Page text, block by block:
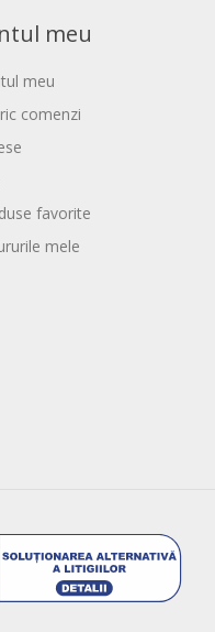
meu
meu
comenzi
favorite
mele